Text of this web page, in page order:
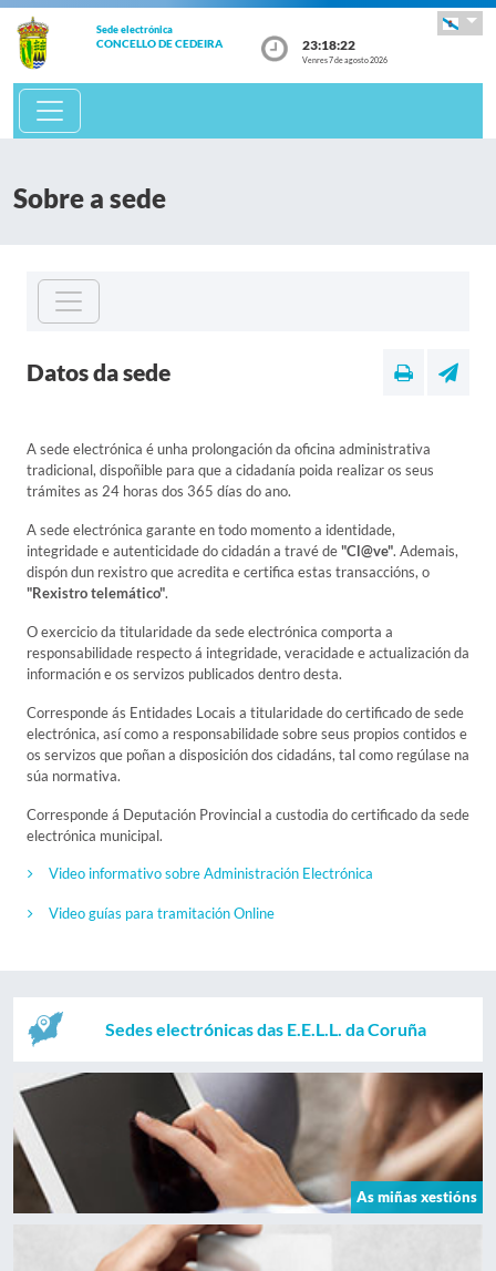
Sede electrónica
CONCELLO DE CEDEIRA 23:18:22
Venres 7 de agosto 2026
Sobre a sede
Datos da sede
A sede electrónica é unha prolongación da oficina administrativa
tradicional, dispoñible para que a cidadanía poida realizar os seus
trámites as 24 horas dos 365 días do ano.
A sede electrónica garante en todo momento a identidade,
integridade e autenticidade do cidadán a travé de"Cl@ve". Ademais,
dispón dun rexistro que acredita e certifica estas transaccións, o
"Rexistro telemático".
O exercicio da titularidade da sede electrónica comporta a
responsabilidade respecto á integridade, veracidade e actualización da
información e os servizos publicados dentro desta.
Corresponde ás Entidades Locais a titularidade do certificado de sede
electrónica, así como a responsabilidade sobre seus propios contidos e
os servizos que poñan a disposición dos cidadáns, tal como regúlase na
súa normativa.
Corresponde á Deputación Provincial a custodia do certificado da sede
electrónica municipal.
Video informativo sobre Administración Electrónica
Video guías para tramitación Online
Sedes electrónicas das E.E.L.L. da Coruña
As miñas xestións